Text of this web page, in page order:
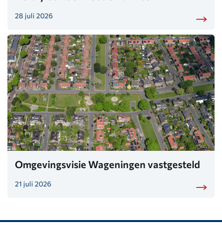
28 juli 2026
Omgevingsvisie Wageningen vastgesteld
21 juli 2026